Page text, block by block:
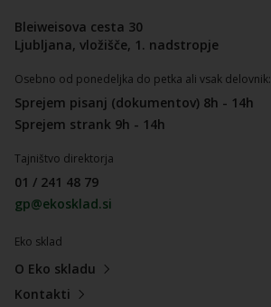
Bleiweisova cesta 30
Ljubljana, vložišče, 1. nadstropje
Osebno od ponedeljka do petka ali vsak delovnik:
Sprejem pisanj (dokumentov) 8h - 14h
Sprejem strank 9h - 14h
Tajništvo direktorja
01 / 241 48 79
gp@ekosklad.si
Eko sklad
O Eko skladu
Kontakti